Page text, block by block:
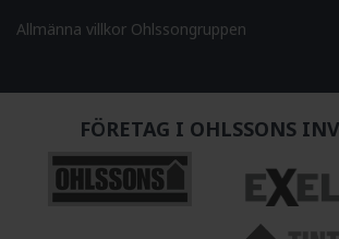
Allmänna villkor Ohlssongruppen
FÖRETAG I OHLSSONS